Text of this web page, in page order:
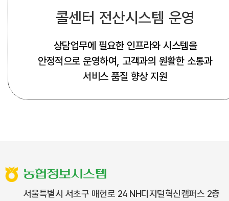
콜센터 전산시스템 운영
상담업무에 필요한 인프라와 시스템을
안정적으로 운영하여, 고객과의 원활한 소통과
서비스 품질 향상 지원
농협정보시스템
서울특별시 서초구 매헌로 24 NH디지털혁신캠퍼스 2층